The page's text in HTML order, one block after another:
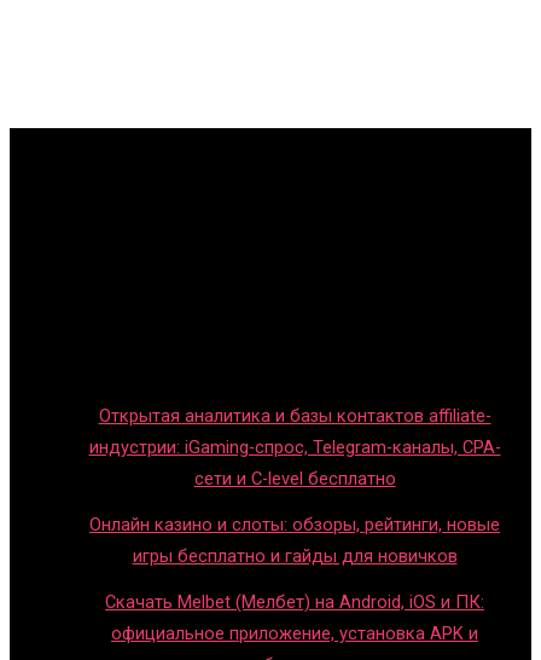
Открытая аналитика и базы контактов affiliate-
индустрии: iGaming-спрос, Telegram-каналы, CPA-
сети и C-level бесплатно
Онлайн казино и слоты: обзоры, рейтинги, новые
игры бесплатно и гайды для новичков
Скачать Melbet (Мелбет) на Android, iOS и ПК:
официальное приложение, установка APK и